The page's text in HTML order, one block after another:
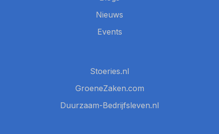
Nieuws
Events
Stoeries.nl
GroeneZaken.com
Duurzaam-Bedrijfsleven.nl